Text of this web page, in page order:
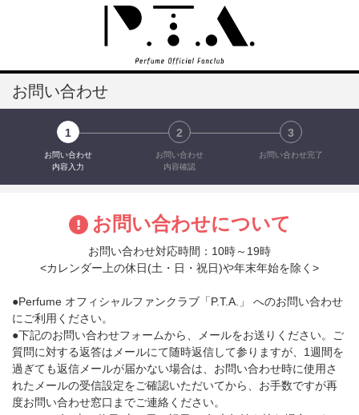
お問い合わせ
1
お問い合わせ
内容入力
2
お問い合わせ
内容確認
3
お問い合わせ完了
お問い合わせについて
お問い合わせ対応時間：10時～19時
<カレンダー上の休日(土・日・祝日)や年末年始を除く>
●Perfume オフィシャルファンクラブ「P.T.A.」 へのお問い合わせ
にご利用ください。
●下記のお問い合わせフォームから、メールをお送りください。ご
質問に対する返答はメールにて随時返信して参りますが、1週間を
過ぎても返信メールが届かない場合は、お問い合わせ時に使用さ
れたメールの受信設定をご確認いただいてから、お手数ですが再
度お問い合わせ窓口までご連絡ください。